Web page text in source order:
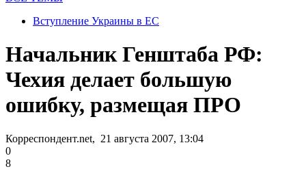
Вступление Украины в ЕС
Начальник Генштаба РФ:
Чехия делает большую
ошибку, размещая ПРО
Корреспондент.net, 21 августа 2007, 13:04
0
8